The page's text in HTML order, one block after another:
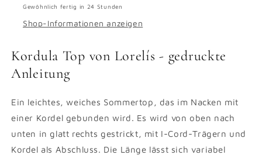
Gewöhnlich fertig in 24 Stunden
Shop-Informationen anzeigen
Kordula Top von Lorelís - gedruckte
Anleitung
Ein leichtes, weiches Sommertop, das im Nacken mit
einer Kordel gebunden wird. Es wird von oben nach
unten in glatt rechts gestrickt, mit I-Cord-Trägern und
Kordel als Abschluss. Die Länge lässt sich variabel